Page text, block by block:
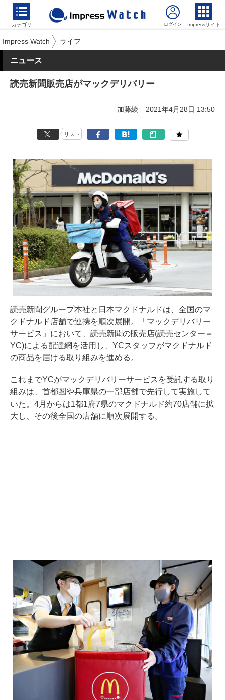
カテゴリ Impressサイト
Impress Watch ライフ
ニュース
読売新聞販売店がマックデリバリー
加藤綾 2021年4月28日 13:50
リスト
読売新聞グループ本社と日本マクドナルドは、全国のマ
クドナルド店舗で連携を順次展開。「マックデリバリー
サービス」において、読売新聞の販売店(読売センター＝
YC)による配達網を活用し、YCスタッフがマクドナルド
の商品を届ける取り組みを進める。
これまでYCがマックデリバリーサービスを受託する取り
組みは、首都圏や兵庫県の一部店舗で先行して実施して
いた。4月からは1都1府7県のマクドナルド約70店舗に拡
大し、その後全国の店舗に順次展開する。